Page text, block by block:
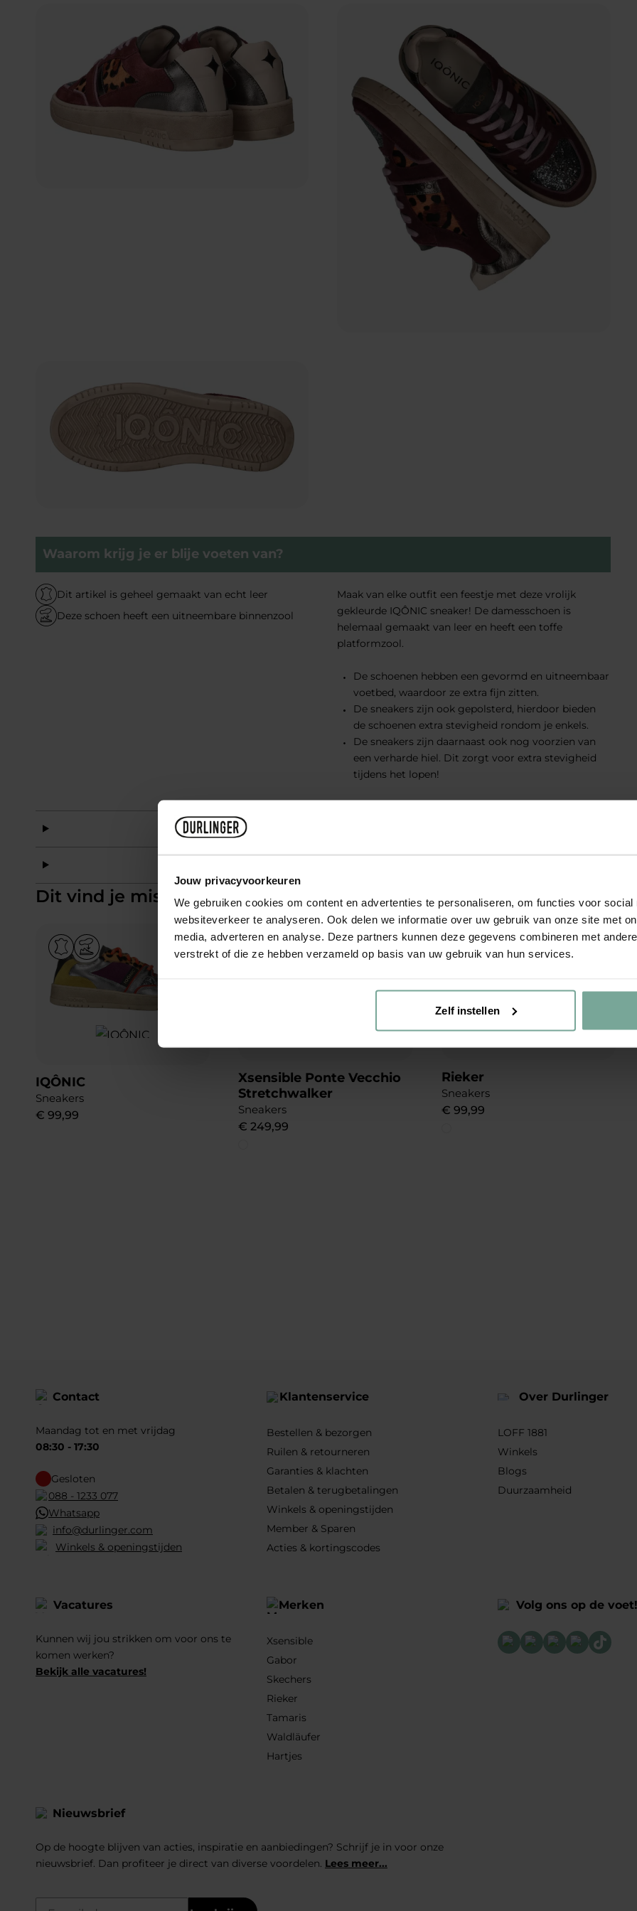
Jouw privacyvoorkeuren
We gebruiken cookies om content en advertenties te personaliseren, om functies voor social
websiteverkeer te analyseren. Ook delen we informatie over uw gebruik van onze site met
media, adverteren en analyse. Deze partners kunnen deze gegevens combineren met
verstrekt of die ze hebben verzameld op basis van uw gebruik van hun services.
Zelf instellen
Waarom krijg je er blije voeten van?
Dit artikel is geheel gemaakt van echt leer
Deze schoen heeft een uitneembare binnenzool
Maak van elke outfit een feestje met deze vrolijk
gekleurde IQÔNIC sneaker! De damesschoen is
helemaal gemaakt van leer en heeft een toffe
platformzool.
De schoenen hebben een gevormd en uitneembaar
voetbed, waardoor ze extra fijn zitten.
De sneakers zijn ook gepolsterd, hierdoor bieden
de schoenen extra stevigheid rondom je enkels.
De sneakers zijn daarnaast ook nog voorzien van
een verharde hiel. Dit zorgt voor extra stevigheid
tijdens het lopen!
Dit vind je misschien ook leuk
Add to Wishlist
IQÔNIC
Sneakers
€ 99,99
Add to Wishlist
Xsensible Ponte Vecchio
Stretchwalker
Sneakers
€ 249,99
Rieker
Sneakers
€ 99,99
Contact
Maandag tot en met vrijdag
08:30 - 17:30
Gesloten
088 - 1233 077
Whatsapp
info@durlinger.com
Winkels & openingstijden
Klantenservice
Bestellen & bezorgen
Ruilen & retourneren
Garanties & klachten
Betalen & terugbetalingen
Winkels & openingstijden
Member & Sparen
Acties & kortingscodes
Over Durlinger
LOFF 1881
Winkels
Blogs
Duurzaamheid
Vacatures
Kunnen wij jou strikken om voor ons te
komen werken?
Bekijk alle vacatures!
Merken
Xsensible
Gabor
Skechers
Rieker
Tamaris
Waldläufer
Hartjes
Volg ons op de voet!
Nieuwsbrief
Op de hoogte blijven van acties, inspiratie en aanbiedingen? Schrijf je in voor onze
nieuwsbrief. Dan profiteer je direct van diverse voordelen. Lees meer...